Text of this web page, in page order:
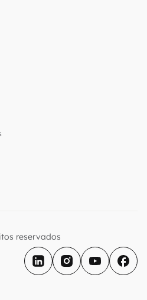
reservados